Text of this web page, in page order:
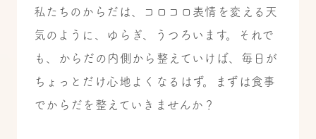
私たちのからだは、コロコロ表情を変える天
気のように、ゆらぎ、うつろいます。それで
も、からだの内側から整えていけば、毎日が
ちょっとだけ心地よくなるはず。まずは食事
でからだを整えていきませんか？